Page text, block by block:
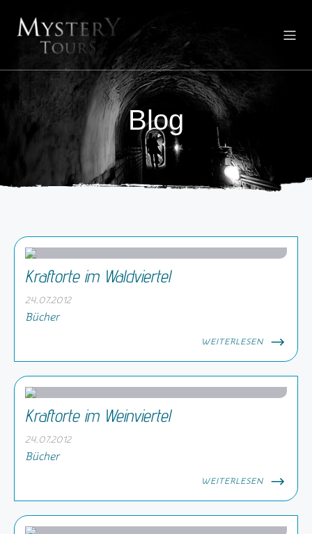
Blog
Kraftorte im Waldviertel
24.07.2012
Bücher
WEITERLESEN
Kraftorte im Weinviertel
24.07.2012
Bücher
WEITERLESEN